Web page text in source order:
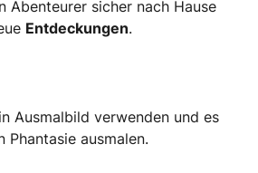
Abenteurer sicher nach Hause
Entdeckungen.
Ausmalbild verwenden und es
Phantasie ausmalen.